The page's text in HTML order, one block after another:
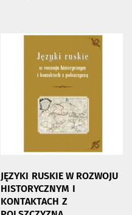
JĘZYKI RUSKIE W ROZWOJU
HISTORYCZNYM I
KONTAKTACH Z